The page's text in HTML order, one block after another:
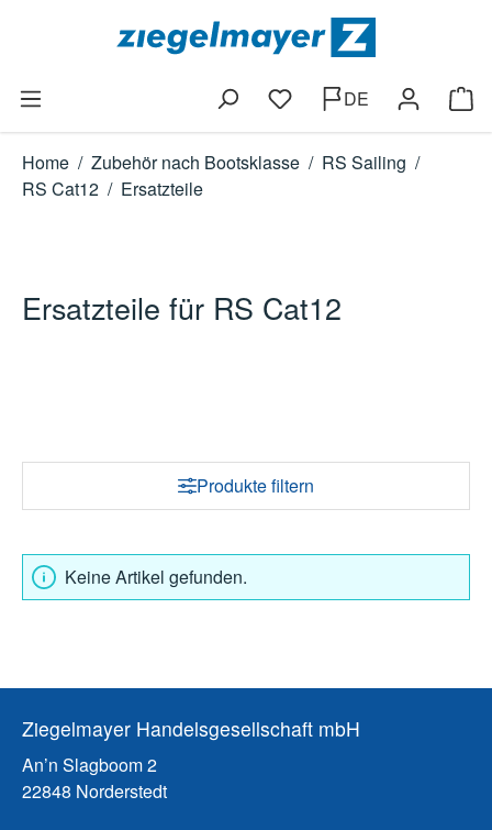
Zum Hauptinhalt springen
Du hast 0 Produkte auf
DE
Home / Zubehör nach Bootsklasse / RS Sailing /
RS Cat12 / Ersatzteile
Ersatzteile für RS Cat12
Produkte filtern
Keine Artikel gefunden.
Ziegelmayer Handelsgesellschaft mbH
An’n Slagboom 2
22848 Norderstedt